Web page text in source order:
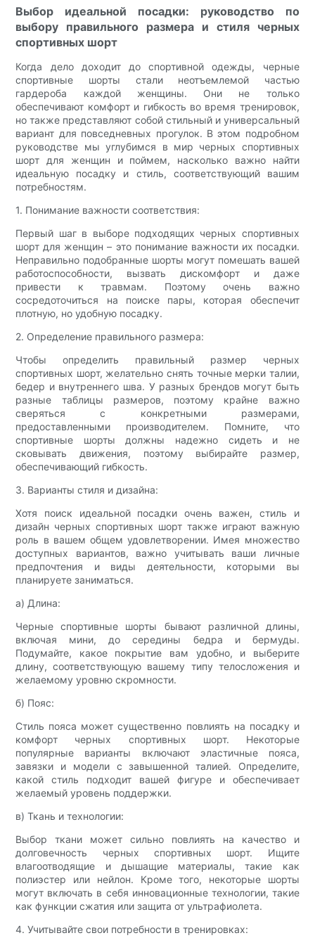
Выбор идеальной посадки: руководство по
выбору правильного размера и стиля черных
спортивных шорт
Когда дело доходит до спортивной одежды, черные
спортивные шорты стали неотъемлемой частью
гардероба каждой женщины. Они не только
обеспечивают комфорт и гибкость во время тренировок,
но также представляют собой стильный и универсальный
вариант для повседневных прогулок. В этом подробном
руководстве мы углубимся в мир черных спортивных
шорт для женщин и поймем, насколько важно найти
идеальную посадку и стиль, соответствующий вашим
потребностям.
1. Понимание важности соответствия:
Первый шаг в выборе подходящих черных спортивных
шорт для женщин – это понимание важности их посадки.
Неправильно подобранные шорты могут помешать вашей
работоспособности, вызвать дискомфорт и даже
привести к травмам. Поэтому очень важно
сосредоточиться на поиске пары, которая обеспечит
плотную, но удобную посадку.
2. Определение правильного размера:
Чтобы определить правильный размер черных
спортивных шорт, желательно снять точные мерки талии,
бедер и внутреннего шва. У разных брендов могут быть
разные таблицы размеров, поэтому крайне важно
сверяться с конкретными размерами,
предоставленными производителем. Помните, что
спортивные шорты должны надежно сидеть и не
сковывать движения, поэтому выбирайте размер,
обеспечивающий гибкость.
3. Варианты стиля и дизайна:
Хотя поиск идеальной посадки очень важен, стиль и
дизайн черных спортивных шорт также играют важную
роль в вашем общем удовлетворении. Имея множество
доступных вариантов, важно учитывать ваши личные
предпочтения и виды деятельности, которыми вы
планируете заниматься.
а) Длина:
Черные спортивные шорты бывают различной длины,
включая мини, до середины бедра и бермуды.
Подумайте, какое покрытие вам удобно, и выберите
длину, соответствующую вашему типу телосложения и
желаемому уровню скромности.
б) Пояс:
Стиль пояса может существенно повлиять на посадку и
комфорт черных спортивных шорт. Некоторые
популярные варианты включают эластичные пояса,
завязки и модели с завышенной талией. Определите,
какой стиль подходит вашей фигуре и обеспечивает
желаемый уровень поддержки.
в) Ткань и технологии:
Выбор ткани может сильно повлиять на качество и
долговечность черных спортивных шорт. Ищите
влагоотводящие и дышащие материалы, такие как
полиэстер или нейлон. Кроме того, некоторые шорты
могут включать в себя инновационные технологии, такие
как функции сжатия или защита от ультрафиолета.
4. Учитывайте свои потребности в тренировках: